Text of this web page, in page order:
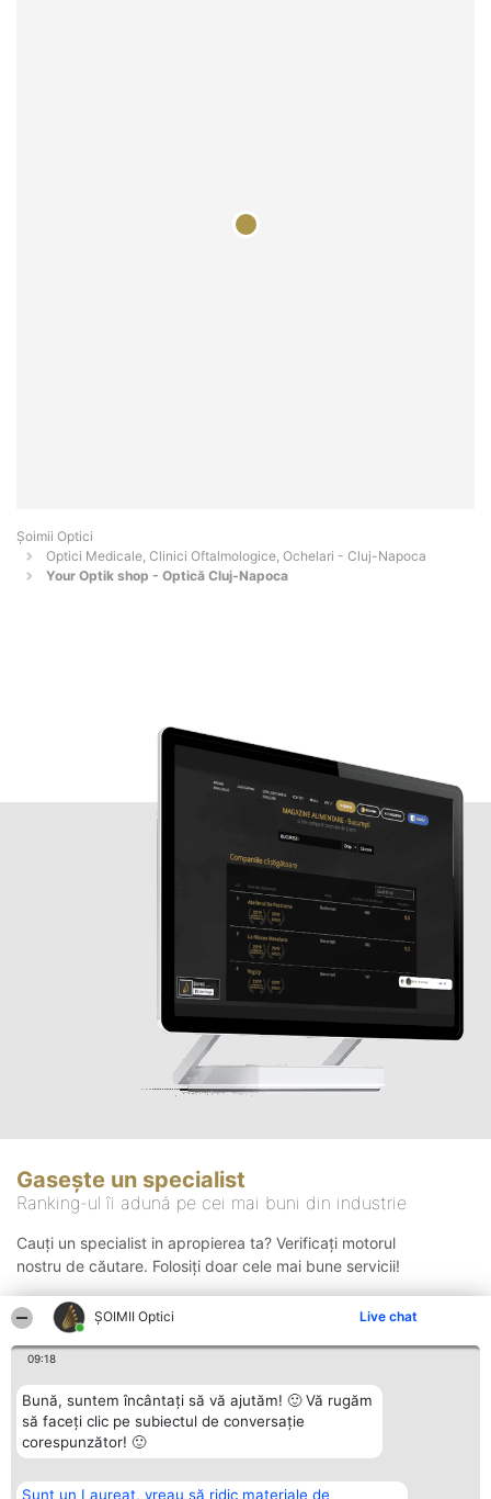
ȘOIMII Optici Live chat
09:18
Bună, suntem încântați să vă ajutăm! 🙂 Vă rugăm
să faceți clic pe subiectul de conversație
corespunzător! 🙂
Sunt un Laureat, vreau să ridic materiale de
Șoimii Optici
Optici Medicale, Clinici Oftalmologice, Ochelari - Cluj-Napoca
Your Optik shop - Optică Cluj-Napoca
Gasește un specialist
Ranking-ul îi adună pe cei mai buni din industrie
Cauți un specialist in apropierea ta? Verificați motorul
nostru de căutare. Folosiți doar cele mai bune servicii!